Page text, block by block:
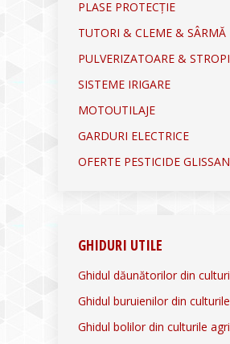
PLASE PROTECȚIE
TUTORI & CLEME & SÂRMĂ
PULVERIZATOARE &
SISTEME IRIGARE
MOTOUTILAJE
GARDURI ELECTRICE
OFERTE PESTICIDE
GHIDURI UTILE
Ghidul dăunătorilor din
Ghidul buruienilor din
Ghidul bolilor din culturile